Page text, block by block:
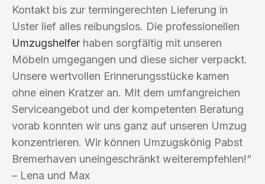
Kontakt bis zur termingerechten Lieferung in
Uster lief alles reibungslos. Die professionellen
Umzugshelfer haben sorgfältig mit unseren
Möbeln umgegangen und diese sicher verpackt.
Unsere wertvollen Erinnerungsstücke kamen
ohne einen Kratzer an. Mit dem umfangreichen
Serviceangebot und der kompetenten Beratung
vorab konnten wir uns ganz auf unseren Umzug
konzentrieren. Wir können Umzugskönig Pabst
Bremerhaven uneingeschränkt weiterempfehlen!“
– Lena und Max